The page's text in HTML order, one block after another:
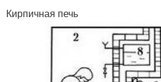
Кирпичная печь